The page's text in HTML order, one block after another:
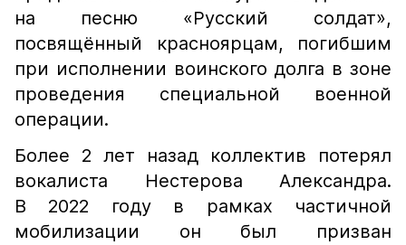
на песню «Русский солдат»,
посвящённый красноярцам, погибшим
при исполнении воинского долга в зоне
проведения специальной военной
операции.
Более 2 лет назад коллектив потерял
вокалиста Нестерова Александра.
В 2022 году в рамках частичной
мобилизации он был призван